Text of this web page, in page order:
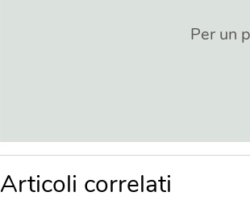
Per un
Articoli correlati